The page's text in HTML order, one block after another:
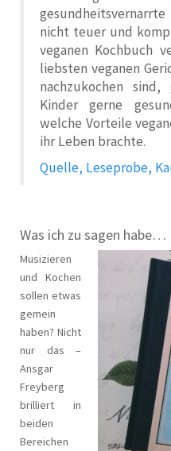
nicht teuer und
veganen Kochbuch
liebsten veganen
nachzukochen
Kinder gerne
welche Vorteile
ihr Leben brachte.
Quelle, Leseprobe,
Was ich zu sagen habe…
Musizieren
und Kochen
sollen etwas
gemein
haben? Nicht
nur das –
Ansgar
Freyberg
brilliert in
beiden
Bereichen